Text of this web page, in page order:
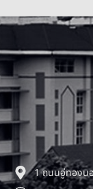
1 ถนนอู่ทองน